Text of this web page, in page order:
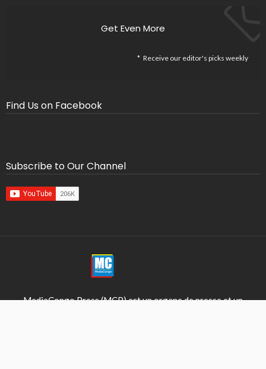
Get Even More
Receive our editor's picks weekly
Find Us on Facebook
Subscribe to Our Channel
MediaCongo Press (MCP) est un organe de presse et un